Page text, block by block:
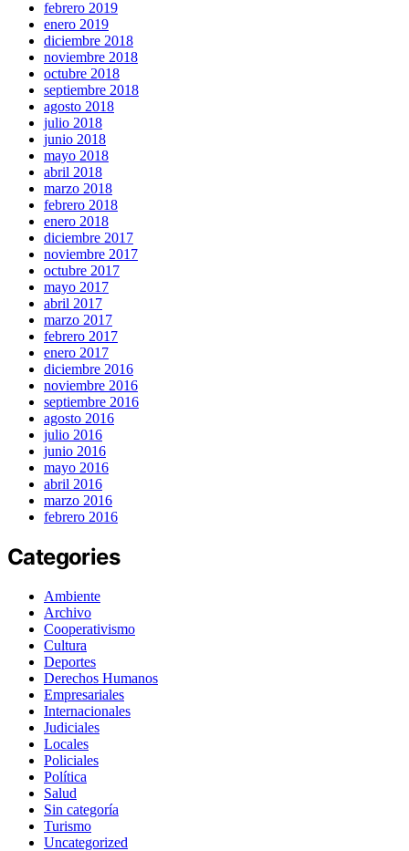
febrero 2019
enero 2019
diciembre 2018
noviembre 2018
octubre 2018
septiembre 2018
agosto 2018
julio 2018
junio 2018
mayo 2018
abril 2018
marzo 2018
febrero 2018
enero 2018
diciembre 2017
noviembre 2017
octubre 2017
mayo 2017
abril 2017
marzo 2017
febrero 2017
enero 2017
diciembre 2016
noviembre 2016
septiembre 2016
agosto 2016
julio 2016
junio 2016
mayo 2016
abril 2016
marzo 2016
febrero 2016
Categories
Ambiente
Archivo
Cooperativismo
Cultura
Deportes
Derechos Humanos
Empresariales
Internacionales
Judiciales
Locales
Policiales
Política
Salud
Sin categoría
Turismo
Uncategorized